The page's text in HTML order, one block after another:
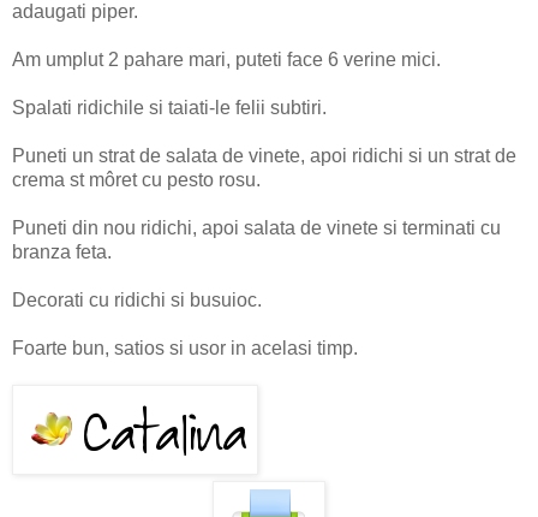
adaugati piper.
Am umplut 2 pahare mari, puteti face 6 verine mici.
Spalati ridichile si taiati-le felii subtiri.
Puneti un strat de salata de vinete, apoi ridichi si un strat de
crema st môret cu pesto rosu.
Puneti din nou ridichi, apoi salata de vinete si terminati cu
branza feta.
Decorati cu ridichi si busuioc.
Foarte bun, satios si usor in acelasi timp.